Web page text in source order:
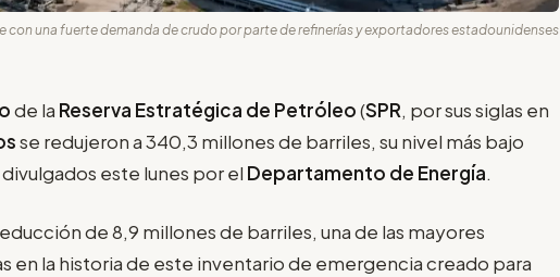
con una fuerte demanda de crudo por parte de refinerías y exportadores estadounidenses
de la Reserva Estratégica de Petróleo(SPR, por sus siglas en
se redujeron a 340,3 millones de barriles, su nivel más bajo
este lunes por el Departamento de Energía.
de 8,9 millones de barriles, una de las mayores
en la historia de este inventario de emergencia creado para